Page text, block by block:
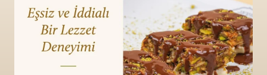
Eşsiz ve İddalı Bir Lezzet Deneyimi
Food&Drink - Emirgan Sütiş Vega Center